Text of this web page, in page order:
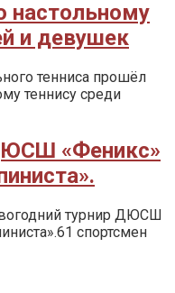
настольному
и девушек
тенниса прошёл
теннису среди
«Феникс»
турнир ДЮСШ
спортсмен